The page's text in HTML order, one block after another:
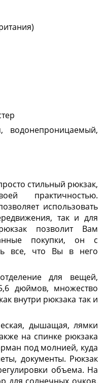
водонепроницаемый,
стильный рюкзак,
практичностью.
использовать
так и для
позволит Вам
покупки, он с
все, что Вы в него
для вещей,
дюймов, множество
внутри рюкзака так и
дышащая, лямки
на спинке рюкзака
под молнией, куда
документы. Рюкзак
объема. На
для солнечных очков,